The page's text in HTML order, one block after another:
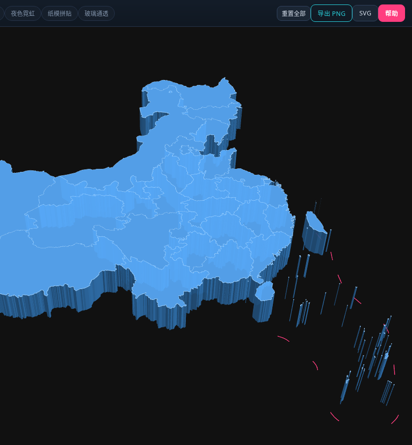
夜色霓虹 纸模拼贴 玻璃通透 重置全部 导出 PNG SVG 帮助